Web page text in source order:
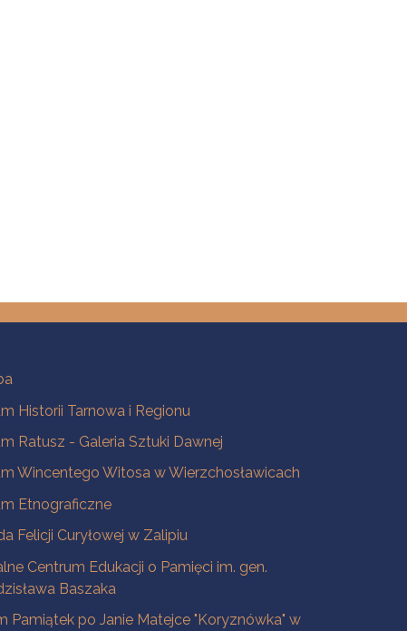
strona
Historii Tarnowa i Regionu
Ratusz - Galeria Sztuki Dawnej
Wincentego Witosa w Wierzchosławicach
Etnograficzne
Felicji Curyłowej w Zalipiu
Centrum Edukacji o Pamięci im. gen.
Baszaka
Pamiątek po Janie Matejce "Koryznówka" w